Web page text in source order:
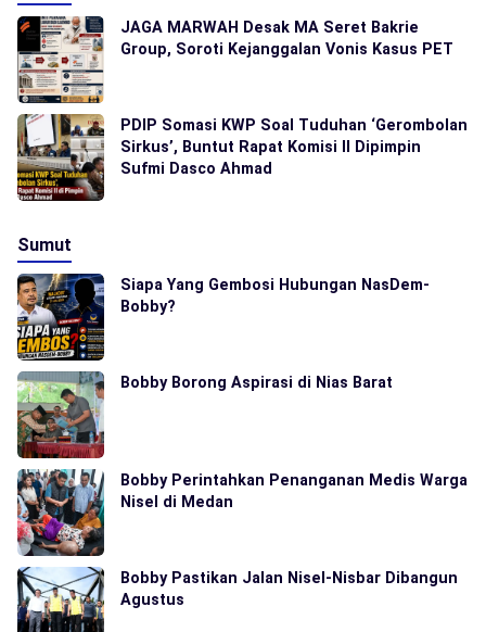
JAGA MARWAH Desak MA Seret Bakrie
Group, Soroti Kejanggalan Vonis Kasus PET
PDIP Somasi KWP Soal Tuduhan ‘Gerombolan
Sirkus’, Buntut Rapat Komisi II Dipimpin
Sufmi Dasco Ahmad
Sumut
Siapa Yang Gembosi Hubungan NasDem-
Bobby?
Bobby Borong Aspirasi di Nias Barat
Bobby Perintahkan Penanganan Medis Warga
Nisel di Medan
Bobby Pastikan Jalan Nisel-Nisbar Dibangun
Agustus